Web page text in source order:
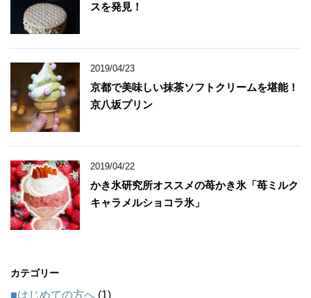
スを発見！
2019/04/23
京都で美味しい抹茶ソフトクリームを堪能！
京八坂プリン
2019/04/22
かき氷研究所オススメの苺かき氷「苺ミルク
キャラメルショコラ氷」
カテゴリー
■はじめての方へ (1)